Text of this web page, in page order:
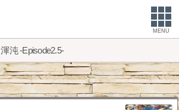
MENU
渾沌 -Episode2.5-